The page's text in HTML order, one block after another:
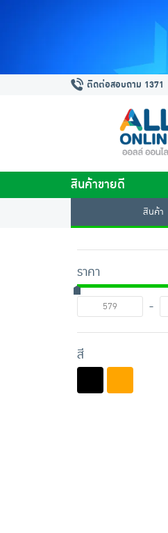
ติดต่อสอบถาม 1371
สินค้าขายดี
สินค้า
ราคา
-
สี